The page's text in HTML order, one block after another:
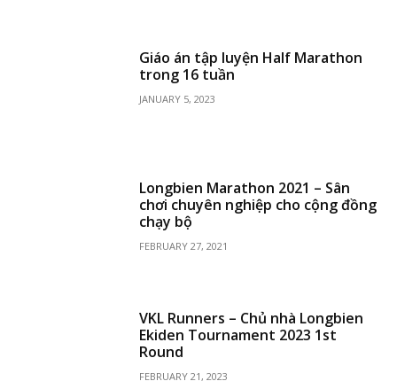
Giáo án tập luyện Half Marathon
trong 16 tuần
JANUARY 5, 2023
Longbien Marathon 2021 – Sân
chơi chuyên nghiệp cho cộng đồng
chạy bộ
FEBRUARY 27, 2021
VKL Runners – Chủ nhà Longbien
Ekiden Tournament 2023 1st
Round
FEBRUARY 21, 2023